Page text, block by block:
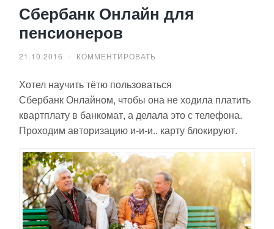
Сбербанк Онлайн для
пенсионеров
21.10.2016 КОММЕНТИРОВАТЬ
Хотел научить тётю пользоваться
Сбербанк Онлайном, чтобы она не ходила платить
квартплату в банкомат, а делала это с телефона.
Проходим авторизацию и-и-и.. карту блокируют.